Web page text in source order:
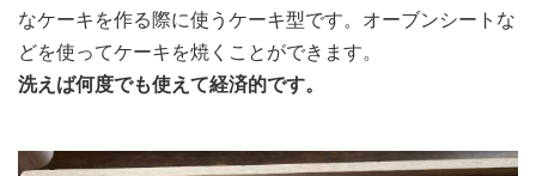
なケーキを作る際に使うケーキ型です。オーブンシートな
どを使ってケーキを焼くことができます。
洗えば何度でも使えて経済的です。